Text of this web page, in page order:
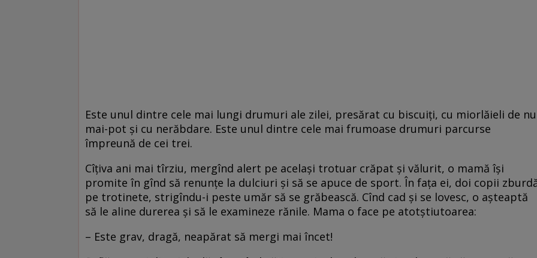
Este unul dintre cele mai lungi drumuri ale zilei, presărat cu biscuiți, cu miorlăieli de
mai-pot și cu nerăbdare. Este unul dintre cele mai frumoase drumuri parcurse
împreună de cei trei.
Cîțiva ani mai tîrziu, mergînd alert pe același trotuar crăpat și vălurit, o mamă își
promite în gînd să renunțe la dulciuri și să se apuce de sport. În fața ei, doi copii
pe trotinete, strigîndu-i peste umăr să se grăbească. Cînd cad și se lovesc, o așteaptă
să le aline durerea și să le examineze rănile. Mama o face pe atotștiutoarea:
– Este grav, dragă, neapărat să mergi mai încet!